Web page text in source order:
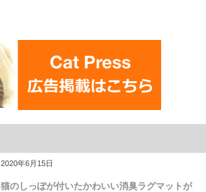
2020年6月15日
猫のしっぽが付いたかわいい消臭ラグマットが